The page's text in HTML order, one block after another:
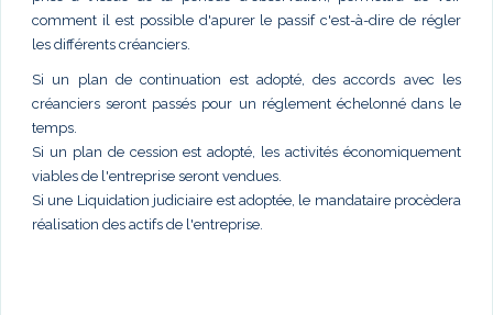
comment il est possible d'apurer le passif c'est-à-dire de régler
les différents créanciers.
Si un plan de continuation est adopté, des accords avec les
créanciers seront passés pour un réglement échelonné dans le
temps.
Si un plan de cession est adopté, les activités économiquement
viables de l'entreprise seront vendues.
Si une Liquidation judiciaire est adoptée, le mandataire procèdera
réalisation des actifs de l'entreprise.